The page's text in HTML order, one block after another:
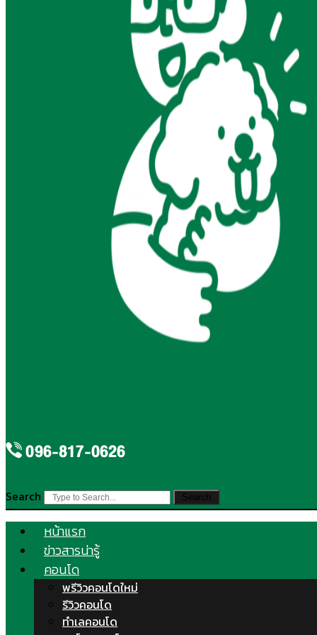
Search Search
หน้าแรก
ข่าวสารน่ารู้
คอนโด
พรีวิวคอนโดใหม่
รีวิวคอนโด
ทำเลคอนโด